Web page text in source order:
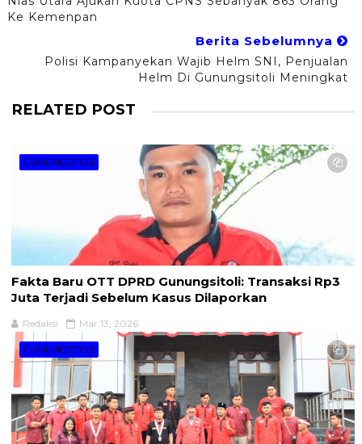
Ke Kemenpan
Berita Sebelumnya
Polisi Kampanyekan Wajib Helm SNI, Penjualan
Helm Di Gunungsitoli Meningkat
RELATED POST
GUNUNGSITOLI
Fakta Baru OTT DPRD Gunungsitoli: Transaksi Rp3
Juta Terjadi Sebelum Kasus Dilaporkan
Redaksi Mar 13, 2026
GUNUNGSITOLI